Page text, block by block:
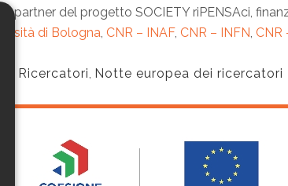
partner del progetto SOCIETY riPENSAci,
di Bologna, CNR – INAF, CNR – INFN, CNR
Ricercatori, Notte europea dei ricercatori